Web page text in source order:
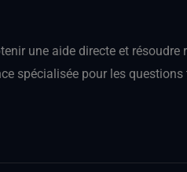
une aide directe et
spécialisée pour les questions